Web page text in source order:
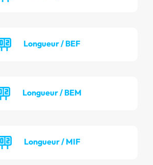
Longueur / BEF
Longueur / BEM
Longueur / MIF